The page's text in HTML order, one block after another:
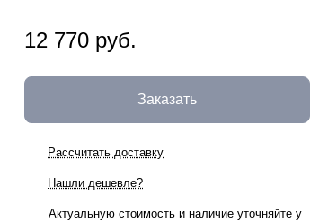
12 770 руб.
Заказать
Рассчитать доставку
Нашли дешевле?
Актуальную стоимость и наличие уточняйте у